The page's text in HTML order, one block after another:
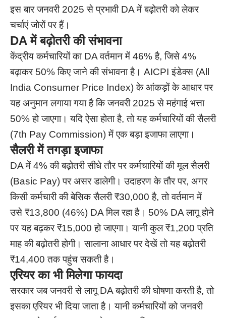
इस बार जनवरी 2025 से प्रभावी DA में बढ़ोतरी को लेकर
चर्चाएं जोरों पर हैं।
DA में बढ़ोतरी की संभावना
केंद्रीय कर्मचारियों का DA वर्तमान में 46% है, जिसे 4%
बढ़ाकर 50% किए जाने की संभावना है। AICPI इंडेक्स (All
India Consumer Price Index) के आंकड़ों के आधार पर
यह अनुमान लगाया गया है कि जनवरी 2025 से महंगाई भत्ता
50% हो जाएगा। यदि ऐसा होता है, तो यह कर्मचारियों की सैलरी
(7th Pay Commission) में एक बड़ा इजाफा लाएगा।
सैलरी में तगड़ा इजाफा
DA में 4% की बढ़ोतरी सीधे तौर पर कर्मचारियों की मूल सैलरी
(Basic Pay) पर असर डालेगी। उदाहरण के तौर पर, अगर
किसी कर्मचारी की बेसिक सैलरी ₹30,000 है, तो वर्तमान में
उसे ₹13,800 (46%) DA मिल रहा है। 50% DA लागू होने
पर यह बढ़कर ₹15,000 हो जाएगा। यानी कुल ₹1,200 प्रति
माह की बढ़ोतरी होगी। सालाना आधार पर देखें तो यह बढ़ोतरी
₹14,400 तक पहुंच सकती है।
एरियर का भी मिलेगा फायदा
सरकार जब जनवरी से लागू DA बढ़ोतरी की घोषणा करती है, तो
इसका एरियर भी दिया जाता है। यानी कर्मचारियों को जनवरी